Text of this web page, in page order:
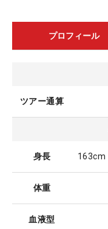
プロフィール
ツアー通算
身長 163cm
体重
血液型